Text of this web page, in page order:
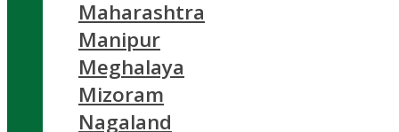
Maharashtra
Manipur
Meghalaya
Mizoram
Nagaland